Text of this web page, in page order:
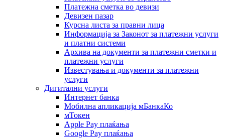
Платежна сметка во девизи
Девизен пазар
Курсна листа за правни лица
Информација за Законот за платежни услуги
и платни системи
Архива на документи за платежни сметки и
платежни услуги
Известувања и документи за платежни
услуги
Дигитални услуги
Интернет банка
Мобилна апликација мБанкаКо
мТокен
Apple Pay плаќања
Google Pay плаќања